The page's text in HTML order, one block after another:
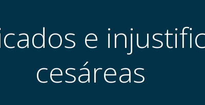
e
cesáreas